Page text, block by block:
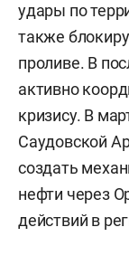
удары по
также
проливе. В
активно
кризису. В
Саудовской
создать
нефти через
действий в